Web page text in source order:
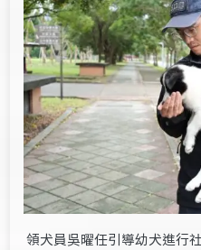
領犬員吳曜任引導幼犬進行